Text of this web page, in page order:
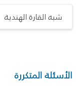
شبه القارة الهندية
الأسئلة المتكررة